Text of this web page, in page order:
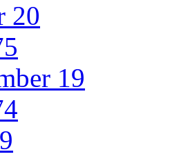
20
19